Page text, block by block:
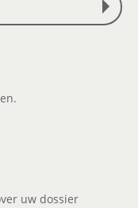
uw dossier